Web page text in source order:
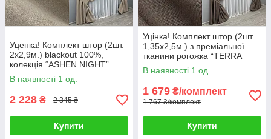
Уценка! Комплект штор (2шт.
2х2,9м.) blackout 100%,
колекція “ASHEN NIGHT”.
Колір бежевий. Код 1853ш
38-331
В наявності 1 од.
2 228 ₴ 2 345 ₴
Купити
Уцінка! Комплект штор (2шт.
1,35х2,5м.) з преміальної
тканини рогожка “TERRA
LUXE”. Колір коричневий. Код
1855ш 38-322
В наявності 1 од.
1 679 ₴/комплект
1 767 ₴/комплект
Купити